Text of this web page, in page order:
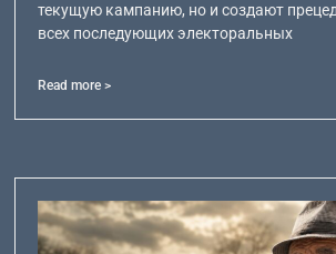
текущую кампанию, но и создают
всех последующих электоральных
Read more >